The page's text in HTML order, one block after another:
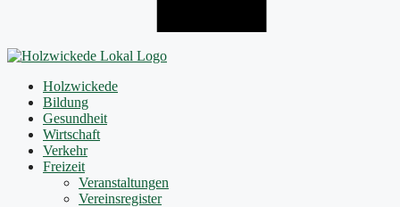
Holzwickede
Bildung
Gesundheit
Wirtschaft
Verkehr
Freizeit
Veranstaltungen
Vereinsregister